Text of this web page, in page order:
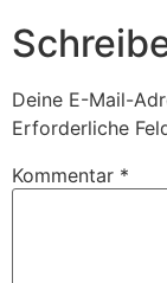
Deine E-Mail-
Erforderliche
Kommentar *